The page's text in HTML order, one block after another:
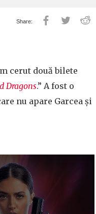
cerut două bilete
Dragons.” A fost o
nu apare Garcea și